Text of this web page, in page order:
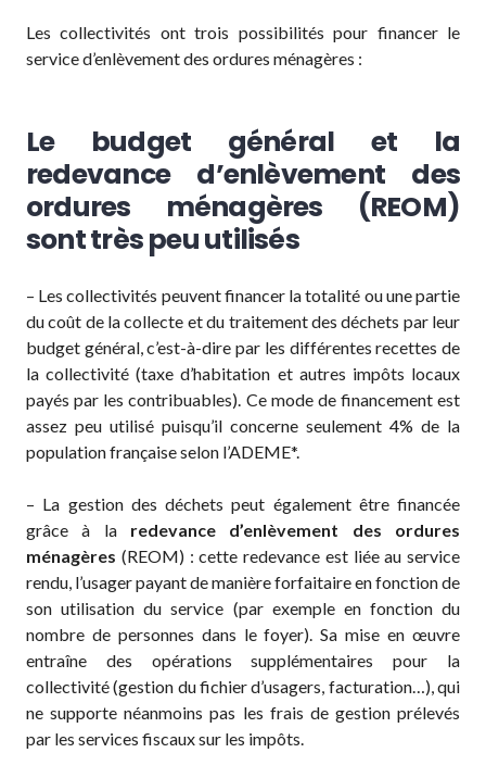
Les collectivités ont trois possibilités pour financer le
service d’enlèvement des ordures ménagères :
Le budget général et la
redevance d’enlèvement des
ordures ménagères (REOM)
sont très peu utilisés
– Les collectivités peuvent financer la totalité ou une partie
du coût de la collecte et du traitement des déchets par leur
budget général, c’est-à-dire par les différentes recettes de
la collectivité (taxe d’habitation et autres impôts locaux
payés par les contribuables). Ce mode de financement est
assez peu utilisé puisqu’il concerne seulement 4% de la
population française selon l’ADEME*.
– La gestion des déchets peut également être financée
grâce à la redevance d’enlèvement des ordures
ménagères (REOM) : cette redevance est liée au service
rendu, l’usager payant de manière forfaitaire en fonction de
son utilisation du service (par exemple en fonction du
nombre de personnes dans le foyer). Sa mise en œuvre
entraîne des opérations supplémentaires pour la
collectivité (gestion du fichier d’usagers, facturation…), qui
ne supporte néanmoins pas les frais de gestion prélevés
par les services fiscaux sur les impôts.